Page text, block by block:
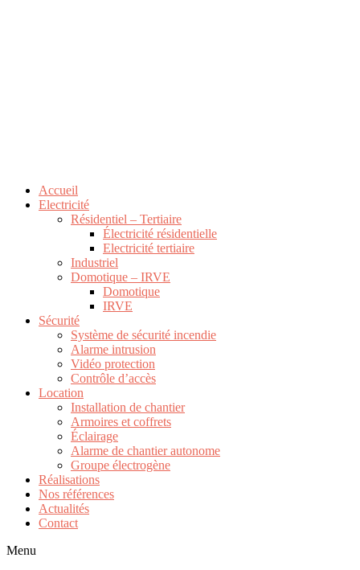
Accueil
Electricité
Résidentiel – Tertiaire
Électricité résidentielle
Electricité tertiaire
Industriel
Domotique – IRVE
Domotique
IRVE
Sécurité
Système de sécurité incendie
Alarme intrusion
Vidéo protection
Contrôle d’accès
Location
Installation de chantier
Armoires et coffrets
Éclairage
Alarme de chantier autonome
Groupe électrogène
Réalisations
Nos références
Actualités
Contact
Menu